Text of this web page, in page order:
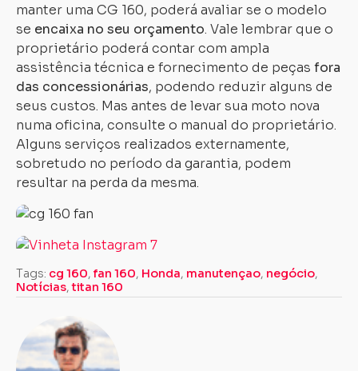
manter uma CG 160, poderá avaliar se o modelo
se encaixa no seu orçamento. Vale lembrar que o
proprietário poderá contar com ampla
assistência técnica e fornecimento de peças fora
das concessionárias, podendo reduzir alguns de
seus custos. Mas antes de levar sua moto nova
numa oficina, consulte o manual do proprietário.
Alguns serviços realizados externamente,
sobretudo no período da garantia, podem
resultar na perda da mesma.
Tags: cg 160, fan 160, Honda, manutençao, negócio,
Notícias,titan 160